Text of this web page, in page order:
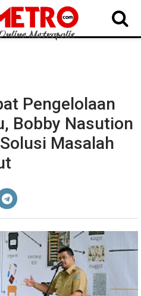
SAMOSIR TAPUT BATUBARA DELISERDANG
Pengelolaan
Bobby Nasution
Masalah